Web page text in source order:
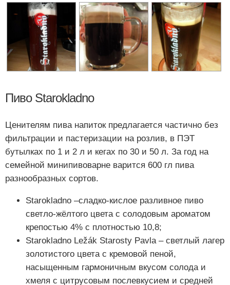
Пиво Starokladno
Ценителям пива напиток предлагается частично без
фильтрации и пастеризации на розлив, в ПЭТ
бутылках по 1 и 2 л и кегах по 30 и 50 л. За год на
семейной минипивоварне варится 600 гл пива
разнообразных сортов.
Starokladno –сладко-кислое разливное пиво
светло-жёлтого цвета с солодовым ароматом
крепостью 4% с плотностью 10,8;
Starokladno Ležák Starosty Pavla – светлый лагер
золотистого цвета с кремовой пеной,
насыщенным гармоничным вкусом солода и
хмеля с цитрусовым послевкусием и средней